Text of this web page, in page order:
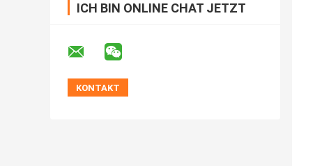
ICH BIN ONLINE CHAT JETZT